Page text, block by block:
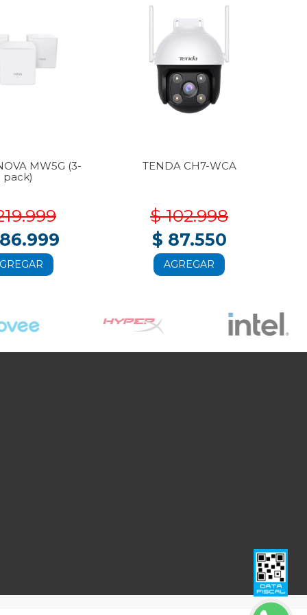
MW5G (3-
pack)
TENDA CH7-WCA
$ 102.998
$ 87.550
AGREGAR